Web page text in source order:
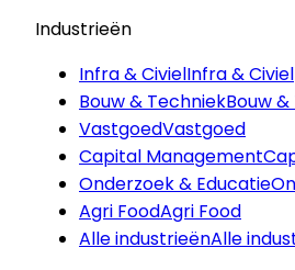
Industrieën
Infra & CivielInfra & Civiel
Bouw & TechniekBouw
VastgoedVastgoed
Capital Management
Onderzoek & Educatie
Agri FoodAgri Food
Alle industrieënAlle